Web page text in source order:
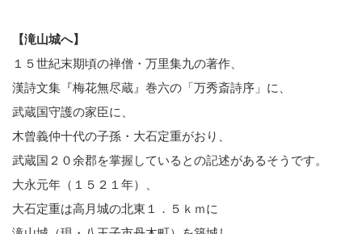
【滝山城へ】
１５世紀末期頃の禅僧・万里集九の著作、
漢詩文集『梅花無尽蔵』巻六の「万秀斎詩序」に、
武蔵国守護の家臣に、
木曾義仲十代の子孫・大石定重がおり、
武蔵国２０余郡を掌握しているとの記述があるそうです。
大永元年（１５２１年）、
大石定重は高月城の北東１．５ｋｍに